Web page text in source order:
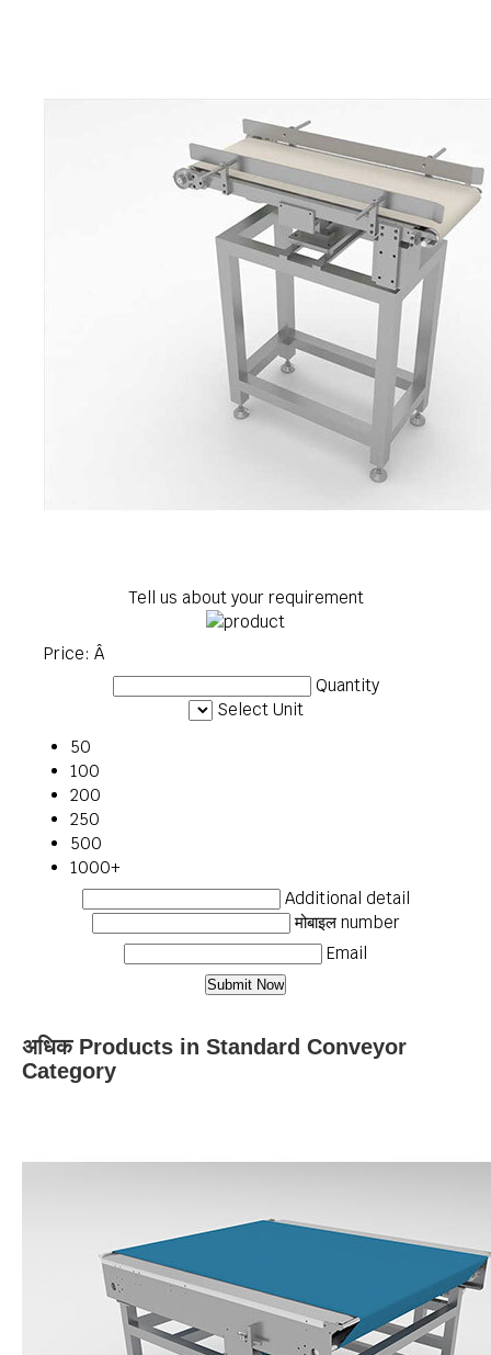
Tell us about your requirement
Price: Â
Quantity
Select Unit
50
100
200
250
500
1000+
Additional detail
मोबाइल number
Email
अधिक Products in Standard Conveyor
Category